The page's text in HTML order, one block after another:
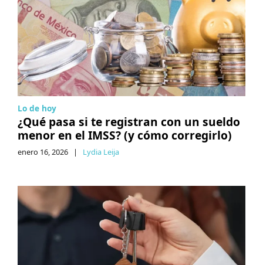
Lo de hoy
¿Qué pasa si te registran con un sueldo
menor en el IMSS? (y cómo corregirlo)
enero 16, 2026 | Lydia Leija